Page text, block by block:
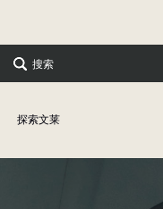
搜索
探索文莱